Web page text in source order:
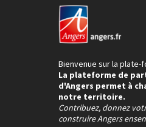
Bienvenue sur la
La plateforme de
d'Angers permet à
notre territoire.
Contribuez, donnez
construire Angers